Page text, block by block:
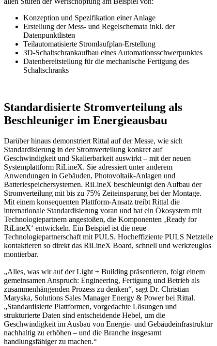
Konzeption und Spezifikation einer Anlage
Erstellung der Mess- und Regelschemata inkl. der
Datenpunktlisten
Teilautomatisierte Stromlaufplan-Erstellung
3D-Schaltschrankaufbau eines Automationsschwerpunktes
Datenbereitstellung für die mechanische Fertigung des
Schaltschranks
Standardisierte Stromverteilung als
Beschleuniger im Energieausbau
Darüber hinaus demonstriert Rittal auf der Messe, wie sich
Standardisierung in der Stromverteilung konkret auf
Geschwindigkeit und Skalierbarkeit auswirkt – mit der neuen
Systemplattform RiLineX. Sie adressiert unter anderem
Anwendungen in Gebäuden, Photovoltaik-Anlagen und
Batteriespeichersystemen. RiLineX beschleunigt den Aufbau der
Stromverteilung mit bis zu 75% Zeiteinsparung bei der Montage.
Mit einem konsequenten Plattform-Ansatz treibt Rittal die
internationale Standardisierung voran und hat ein Ökosystem mit
Technologiepartnern angestoßen, die Komponenten ‚Ready for
RiLineX‘ entwickeln. Ein Beispiel ist die neue
Technologiepartnerschaft mit PULS. Hocheffiziente PULS Netzteile
kontaktieren so direkt das RiLineX Board, schnell und werkzeuglos
montierbar.
„Alles, was wir auf der Light + Building präsentieren, folgt einem
gemeinsamen Anspruch: Engineering, Fertigung und Betrieb als
zusammenhängenden Prozess zu denken“, sagt Dr. Christian
Maryska, Solutions Sales Manager Energy & Power bei Rittal.
„Standardisierte Plattformen, vorgedachte Lösungen und
strukturierte Daten sind entscheidende Hebel, um die
Geschwindigkeit im Ausbau von Energie- und Gebäudeinfrastruktur
nachhaltig zu erhöhen – und die Branche insgesamt
handlungsfähiger zu machen.“